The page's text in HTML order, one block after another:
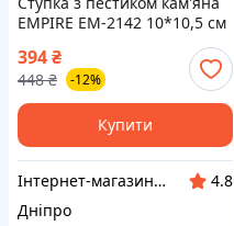
EMPIRE EM-2142 10*10,5 см
394₴
448 ₴ -12%
Купити
Інтернет-магазин "Winner"
4.8
Дніпро